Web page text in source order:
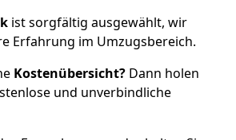
ist sorgfältig ausgewählt, wir
Erfahrung im Umzugsbereich.
Kostenübersicht? Dann holen
und unverbindliche